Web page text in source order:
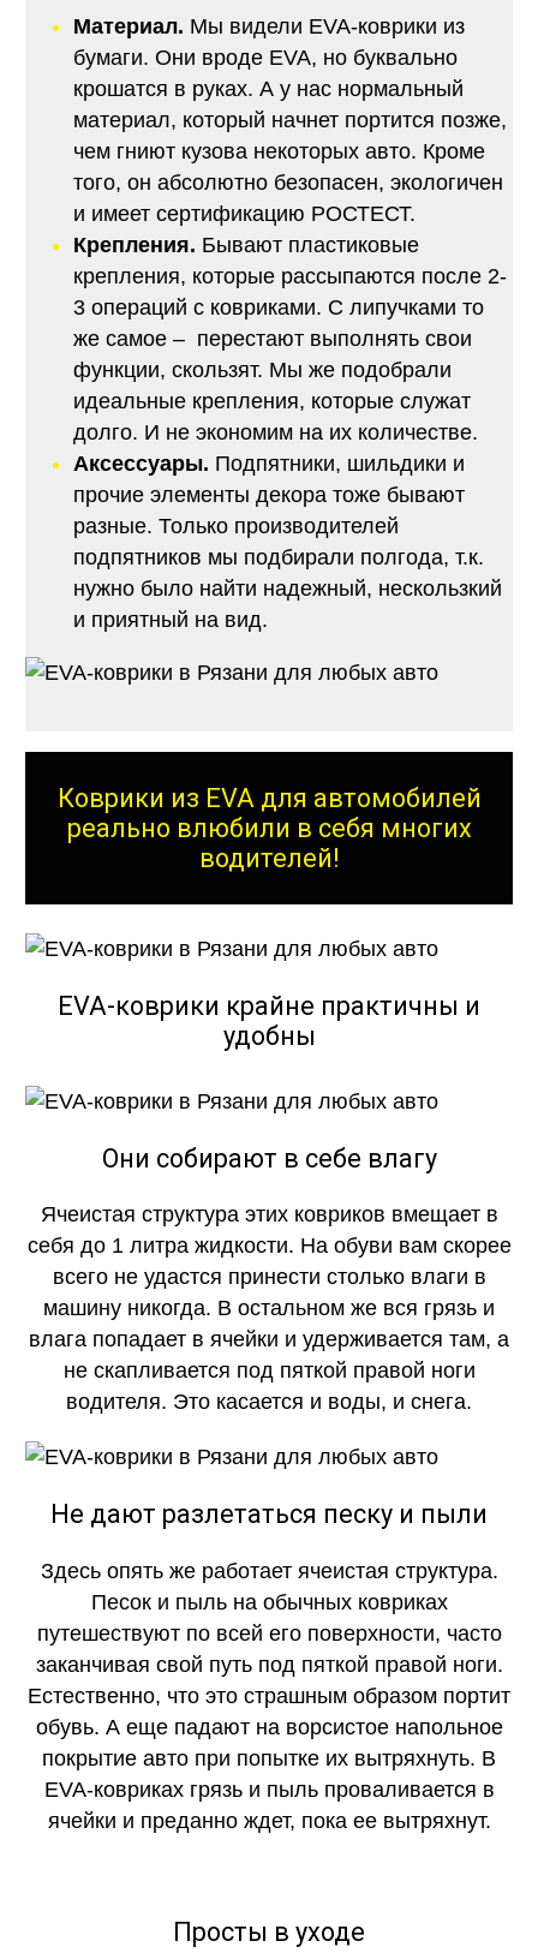
Материал. Мы видели EVA-коврики из
бумаги. Они вроде EVA, но буквально
крошатся в руках. А у нас нормальный
материал, который начнет портится позже,
чем гниют кузова некоторых авто. Кроме
того, он абсолютно безопасен, экологичен
и имеет сертификацию РОСТЕСТ.
Крепления. Бывают пластиковые
крепления, которые рассыпаются после 2-
3 операций с ковриками. С липучками то
же самое – перестают выполнять свои
функции, скользят. Мы же подобрали
идеальные крепления, которые служат
долго. И не экономим на их количестве.
Аксессуары. Подпятники, шильдики и
прочие элементы декора тоже бывают
разные. Только производителей
подпятников мы подбирали полгода, т.к.
нужно было найти надежный, нескользкий
и приятный на вид.
Коврики из EVA для автомобилей
реально влюбили в себя многих
водителей!
EVA-коврики крайне практичны и
удобны
Они собирают в себе влагу
Ячеистая структура этих ковриков вмещает в
себя до 1 литра жидкости. На обуви вам скорее
всего не удастся принести столько влаги в
машину никогда. В остальном же вся грязь и
влага попадает в ячейки и удерживается там, а
не скапливается под пяткой правой ноги
водителя. Это касается и воды, и снега.
Не дают разлетаться песку и пыли
Здесь опять же работает ячеистая структура.
Песок и пыль на обычных ковриках
путешествуют по всей его поверхности, часто
заканчивая свой путь под пяткой правой ноги.
Естественно, что это страшным образом портит
обувь. А еще падают на ворсистое напольное
покрытие авто при попытке их вытряхнуть. В
EVA-ковриках грязь и пыль проваливается в
ячейки и преданно ждет, пока ее вытряхнут.
Просты в уходе